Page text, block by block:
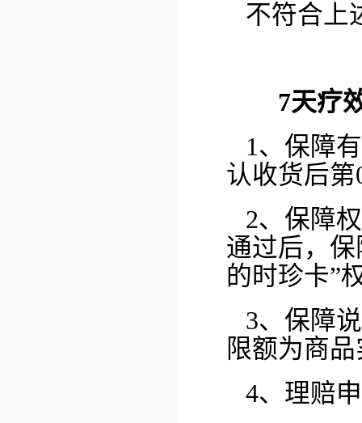
不符合上
7天疗
1、保障
认收货后
2、保障
通过后，
的时珍卡”
3、保障
限额为商
4、理赔